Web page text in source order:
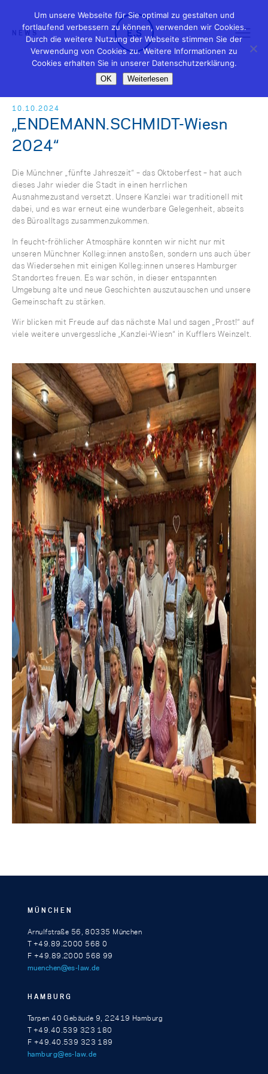
NEWS
10.10.2024
„ENDEMANN.SCHMIDT-Wiesn
2024“
Die Münchner „fünfte Jahreszeit“ – das Oktoberfest – hat auch
dieses Jahr wieder die Stadt in einen herrlichen
Ausnahmezustand versetzt. Unsere Kanzlei war traditionell mit
dabei, und es war erneut eine wunderbare Gelegenheit, abseits
des Büroalltags zusammenzukommen.
In feucht-fröhlicher Atmosphäre konnten wir nicht nur mit
unseren Münchner Kolleg:innen anstoßen, sondern uns auch über
das Wiedersehen mit einigen Kolleg:innen unseres Hamburger
Standortes freuen. Es war schön, in dieser entspannten
Umgebung alte und neue Geschichten auszutauschen und unsere
Gemeinschaft zu stärken.
Wir blicken mit Freude auf das nächste Mal und sagen „Prost!“ auf
viele weitere unvergessliche „Kanzlei-Wiesn“ in Kufflers Weinzelt.
MÜNCHEN
Arnulfstraße 56, 80335 München
T +49.89.2000 568 0
F +49.89.2000 568 99
muenchen@es-law.de
HAMBURG
Tarpen 40 Gebäude 9, 22419 Hamburg
T +49.40.539 323 180
F +49.40.539 323 189
hamburg@es-law.de
Um unsere Webseite für Sie optimal zu gestalten und
fortlaufend verbessern zu können, verwenden wir Cookies.
Durch die weitere Nutzung der Webseite stimmen Sie der
Verwendung von Cookies zu. Weitere Informationen zu
Cookies erhalten Sie in unserer Datenschutzerklärung.
OK Weiterlesen